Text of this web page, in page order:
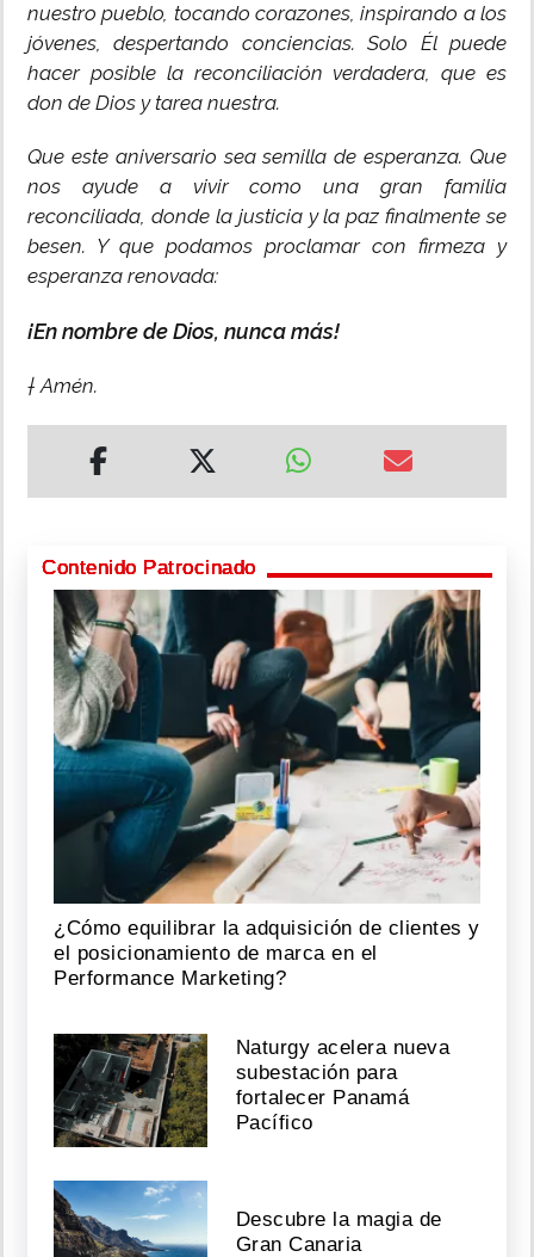
nuestro pueblo, tocando corazones, inspirando a los
jóvenes, despertando conciencias. Solo Él puede
hacer posible la reconciliación verdadera, que es
don de Dios y tarea nuestra.
Que este aniversario sea semilla de esperanza. Que
nos ayude a vivir como una gran familia
reconciliada, donde la justicia y la paz finalmente se
besen. Y que podamos proclamar con firmeza y
esperanza renovada:
¡En nombre de Dios, nunca más!
† Amén.
Contenido Patrocinado
¿Cómo equilibrar la adquisición de clientes y
el posicionamiento de marca en el
Performance Marketing?
Naturgy acelera nueva
subestación para
fortalecer Panamá
Pacífico
Descubre la magia de
Gran Canaria